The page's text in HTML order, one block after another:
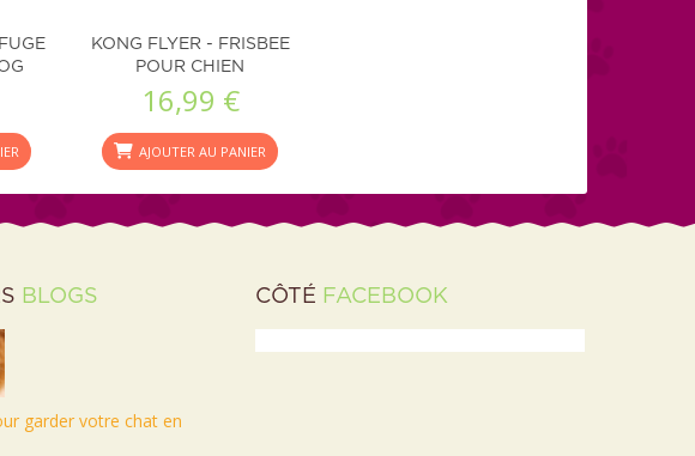
KONG FLYER - FRISBEE
POUR CHIEN
16,99 €
AJOUTER AU PANIER
BLOGS
garder votre chat en
CÔTÉ FACEBOOK